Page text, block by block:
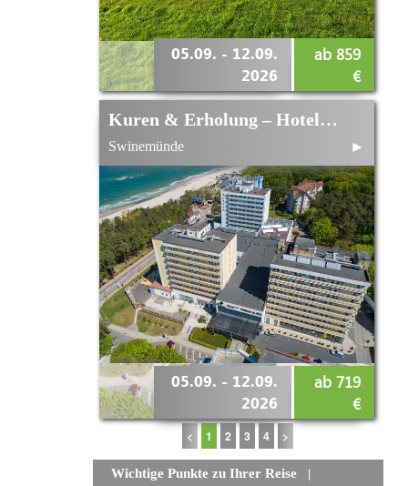
05.09. - 12.09.
2026
ab 859
€
Kuren & Erholung – Hotel Vestina Wellness & Spa im September
Swinemünde ►
05.09. - 12.09.
2026
ab 719
€
< 1 2 3 4 >
Wichtige Punkte zu Ihrer Reise